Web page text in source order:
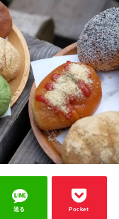
送る Pocket